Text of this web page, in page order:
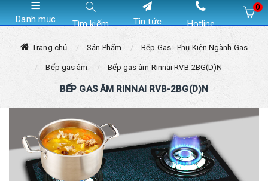
Danh mục Tìm kiếm Tin tức Hotline
0
Trang chủ Sản Phẩm Bếp Gas - Phụ Kiện Ngành Gas
Bếp gas âm Bếp gas âm Rinnai RVB-2BG(D)N
BẾP GAS ÂM RINNAI RVB-2BG(D)N